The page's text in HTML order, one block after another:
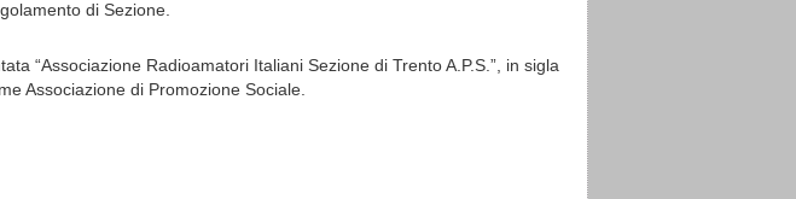
di Sezione.
“Associazione Radioamatori Italiani Sezione di Trento A.P.S.”, in sigla
Associazione di Promozione Sociale.